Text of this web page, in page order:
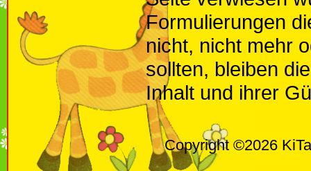
Formulierungen
nicht, nicht mehr
sollten, bleiben
Inhalt und ihrer
Copyright ©2026